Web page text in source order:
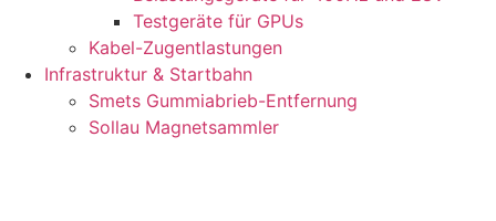
Testgeräte für GPUs
Kabel-Zugentlastungen
Infrastruktur & Startbahn
Smets Gummiabrieb-Entfernung
Sollau Magnetsammler